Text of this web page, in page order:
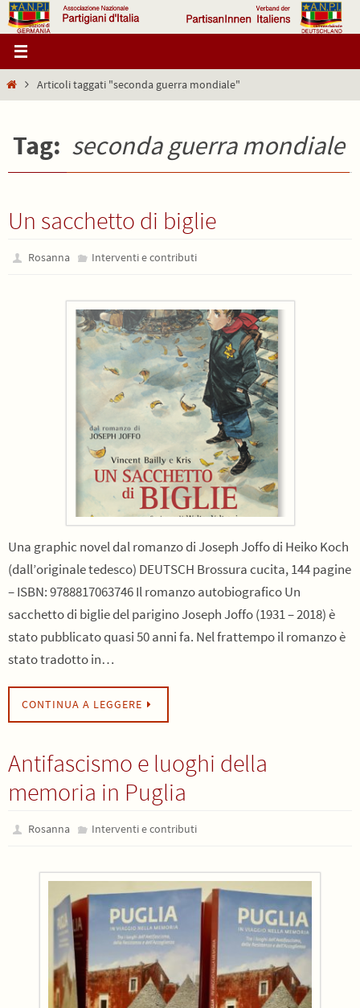
Salta
al
contenuto
HomeArticoli taggati "seconda guerra mondiale"
Tag: seconda guerra mondiale
Un sacchetto di biglie
Rosanna Interventi e contributi
Una graphic novel dal romanzo di Joseph Joffo di Heiko Koch
(dall’originale tedesco) DEUTSCH Brossura cucita, 144 pagine
– ISBN: 9788817063746 Il romanzo autobiografico Un
sacchetto di biglie del parigino Joseph Joffo (1931 – 2018) è
stato pubblicato quasi 50 anni fa. Nel frattempo il romanzo è
stato tradotto in…
CONTINUA A LEGGERE
Antifascismo e luoghi della
memoria in Puglia
Rosanna Interventi e contributi